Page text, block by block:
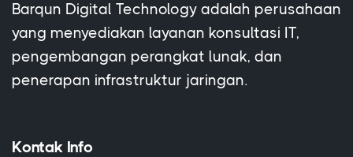
Barqun Digital Technology adalah perusahaan
yang menyediakan layanan konsultasi IT,
pengembangan perangkat lunak, dan
penerapan infrastruktur jaringan.
Kontak Info